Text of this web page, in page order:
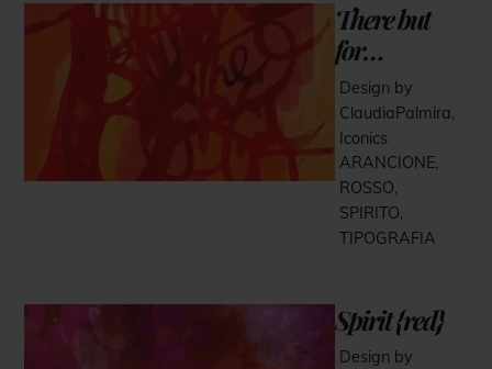
There but
for…
Design by
ClaudiaPalmira,
Iconics
ARANCIONE,
ROSSO,
SPIRITO,
TIPOGRAFIA
Spirit {red}
Design by